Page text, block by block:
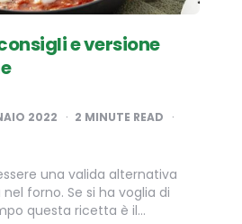
e versione
2022 2 MINUTE READ
una valida alternativa
forno. Se si ha voglia di
questa ricetta è il…